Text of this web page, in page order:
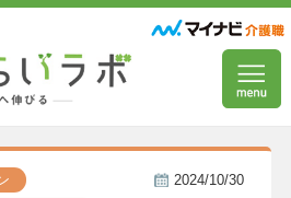
2024/10/30